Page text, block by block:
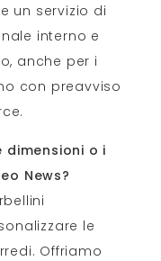
un servizio di
interno e
anche per i
con preavviso
dimensioni o i
News?
le
Offriamo